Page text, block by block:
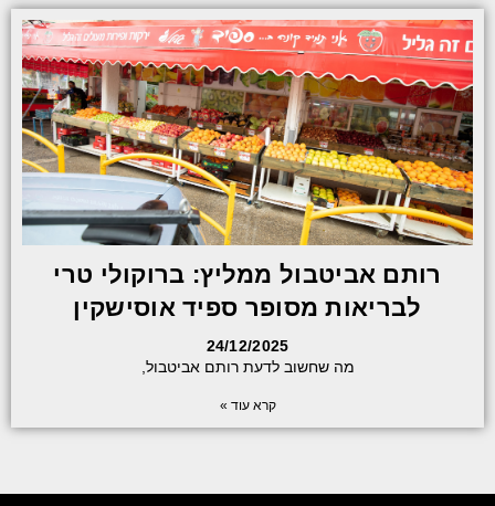
רותם אביטבול ממליץ: ברוקולי טרי
לבריאות מסופר ספיד אוסישקין
24/12/2025
מה שחשוב לדעת רותם אביטבול,
קרא עוד »